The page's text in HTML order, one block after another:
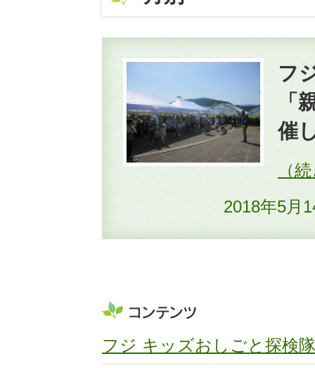
フ
「
催
2018年5月
フジ キッズおしごと探検隊